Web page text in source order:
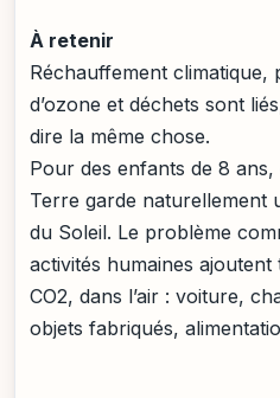
À retenir
Réchauffement
d’ozone et déchets sont
dire la même chose.
Pour des enfants de 8
Terre garde naturellement
du Soleil. Le problème
activités humaines
CO2, dans l’air : voiture,
objets fabriqués,